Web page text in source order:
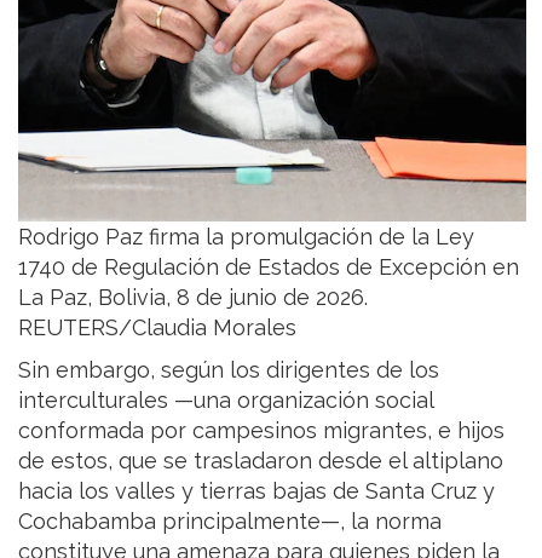
Rodrigo Paz firma la promulgación de la Ley
1740 de Regulación de Estados de Excepción en
La Paz, Bolivia, 8 de junio de 2026.
REUTERS/Claudia Morales
Sin embargo, según los dirigentes de los
interculturales —una organización social
conformada por campesinos migrantes, e hijos
de estos, que se trasladaron desde el altiplano
hacia los valles y tierras bajas de Santa Cruz y
Cochabamba principalmente—, la norma
constituye una amenaza para quienes piden la